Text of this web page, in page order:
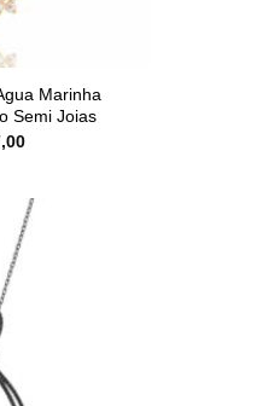
Marinha
Semi Joias